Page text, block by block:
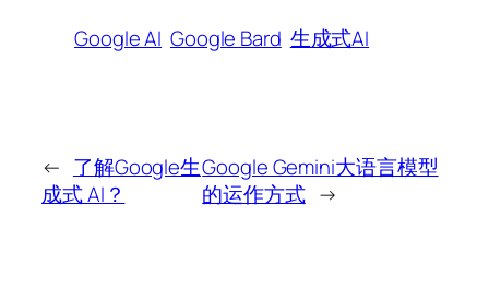
Google AI Google Bard 生成式AI
← 了解Google生
成式 AI？
Google Gemini大语言模型
的运作方式 →